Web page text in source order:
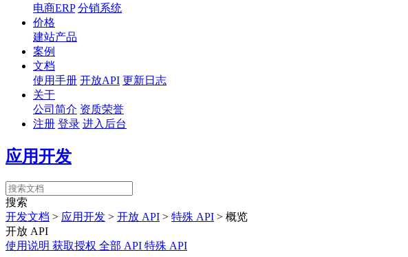
电商ERP 分销系统
价格
建站产品
案例
文档
使用手册 开放API 更新日志
关于
公司简介 资质荣誉
注册 登录 进入后台
应用开发
搜索
开发文档 > 应用开发 > 开放 API > 特殊 API > 概览
开放 API
使用说明 获取授权 全部 API 特殊 API